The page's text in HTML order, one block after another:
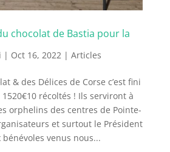
chocolat de Bastia pour la
| Oct 16, 2022| Articles
& des Délices de Corse c’est fini
récoltés ! Ils serviront à
orphelins des centres de Pointe-
et surtout le Président
venus nous...